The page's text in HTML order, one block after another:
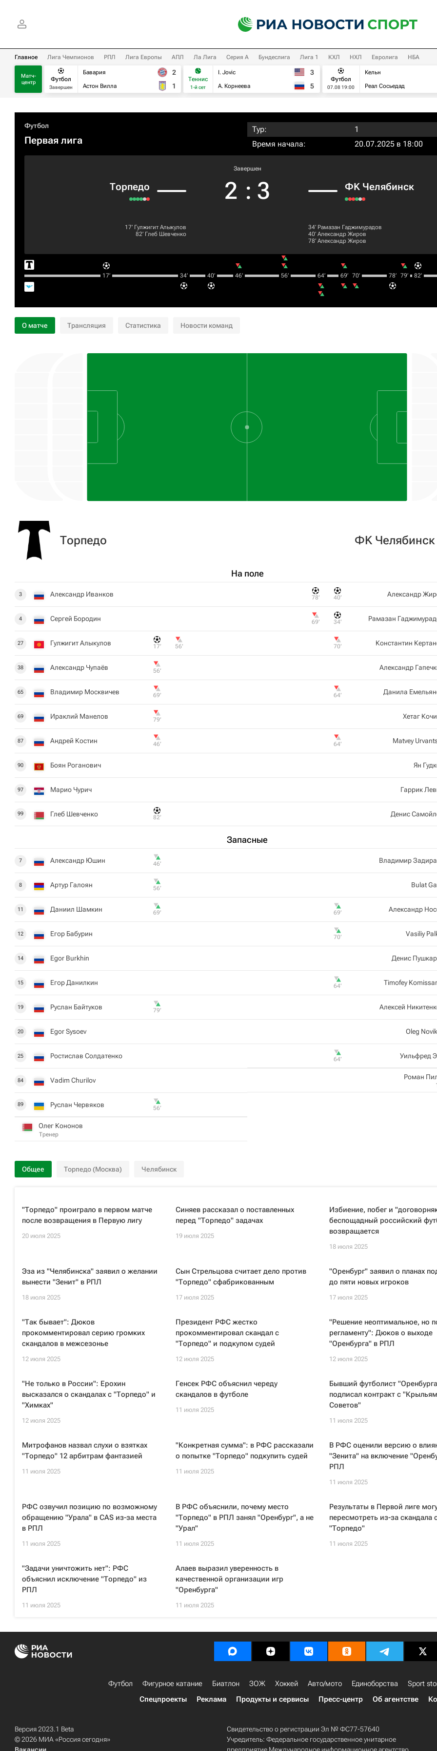
Главное Лига Чемпионов РПЛ Лига Европы АПЛ Ла Лига Серия А Бундеслига Лига 1 КХЛ НХЛ Евролига НБА
Матч-
центр
Футбол
Завершен
Бавария
Астон Вилла
2
1
Теннис
1-й сет
I. Jovic
А. Корнеева
3
5
Футбол
07.08 19:00
Кельн
Реал Сосьедад
Футбол
Первая лига
Тур:
1
Время начала:
20.07.2025 в 18:00
Торпедо
Завершен
2 : 3 ФK Челябинск
17‎’‎ Гулжигит Алыкулов
82‎’‎ Глеб Шевченко
34‎’‎ Рамазан Гаджимурадов
40‎’‎ Александр Жиров
78‎’‎ Александр Жиров
17‎’‎ 34‎’‎ 40‎’‎ 46‎’‎ 56‎’‎ 64‎’‎ 69‎’‎ 70‎’‎ 78‎’‎ 79‎’‎ 82‎’‎
О матче Трансляция Статистика Новости команд
Торпедо
На поле
3 Александр Иванков
4 Сергей Бородин
27 Гулжигит Алыкулов 17‎’‎ 56‎’‎
38 Александр Чупаёв 56‎’‎
65 Владимир Москвичев 69‎’‎
69 Ираклий Манелов 79‎’‎
87 Андрей Костин 46‎’‎
90 Боян Роганович
97 Марио Чурич
99 Глеб Шевченко 82‎’‎
Запасные
7 Александр Юшин 46‎’‎
8 Артур Галоян 56‎’‎
11 Даниил Шамкин 69‎’‎
12 Егор Бабурин
14 Egor Burkhin
15 Егор Данилкин
19 Руслан Байтуков 79‎’‎
20 Egor Sysoev
25 Ростислав Солдатенко
84 Vadim Churilov
89 Руслан Червяков 56‎’‎
Олег Кононов
Тренер
ФK Челябинск
Александр
40‎’‎
78‎’‎
Рамазан
34‎’‎
69‎’‎
Константин
70‎’‎
Александр
Данила
64‎’‎
Хетаг
Matvey
64‎’‎
Ян
Гаррик
Денис
Владимир
Bulat
Александр
69‎’‎
Vasiliy
70‎’‎
Денис
Timofey
64‎’‎
Алексей
Oleg
Уильфред
64‎’‎
Роман
Общее Торпедо (Москва) Челябинск
"Торпедо" проиграло в первом матче
после возвращения в Первую лигу
20 июля 2025
Синяев рассказал о поставленных
перед "Торпедо" задачах
19 июля 2025
Избиение, побег и
беспощадный российский
возвращается
18 июля 2025
Эза из "Челябинска" заявил о желании
вынести "Зенит" в РПЛ
18 июля 2025
Сын Стрельцова считает дело против
"Торпедо" сфабрикованным
17 июля 2025
"Оренбург" заявил о планах
до пяти новых игроков
17 июля 2025
"Так бывает": Дюков
прокомментировал серию громких
скандалов в межсезонье
12 июля 2025
Президент РФС жестко
прокомментировал скандал с
"Торпедо" и подкупом судей
12 июля 2025
"Решение неоптимальное, но
регламенту": Дюков о выходе
"Оренбурга" в РПЛ
12 июля 2025
"Не только в России": Ерохин
высказался о скандалах с "Торпедо" и
"Химках"
12 июля 2025
Генсек РФС объяснил череду
скандалов в футболе
11 июля 2025
Бывший футболист
подписал контракт с
Советов"
11 июля 2025
Митрофанов назвал слухи о взятках
"Торпедо" 12 арбитрам фантазией
11 июля 2025
"Конкретная сумма": в РФС рассказали
о попытке "Торпедо" подкупить судей
11 июля 2025
В РФС оценили версию о
"Зенита" на включение
РПЛ
11 июля 2025
РФС озвучил позицию по возможному
обращению "Урала" в CAS из-за места
в РПЛ
11 июля 2025
В РФС объяснили, почему место
"Торпедо" в РПЛ занял "Оренбург", а не
"Урал"
11 июля 2025
Результаты в Первой лиге
пересмотреть из-за скандала
"Торпедо"
11 июля 2025
"Задачи уничтожить нет": РФС
объяснил исключение "Торпедо" из
РПЛ
11 июля 2025
Алаев выразил уверенность в
качественной организации игр
"Оренбурга"
11 июля 2025
Футбол Фигурное катание Биатлон ЗОЖ Хоккей Авто/мото Единоборства Sport
Спецпроекты
Реклама Продукты и сервисы Пресс-центр Об агентстве
Версия 2023.1 Beta
© 2026 МИА «Россия сегодня»
Свидетельство о регистрации Эл № ФС77-57640
Учредитель: Федеральное государственное унитарное